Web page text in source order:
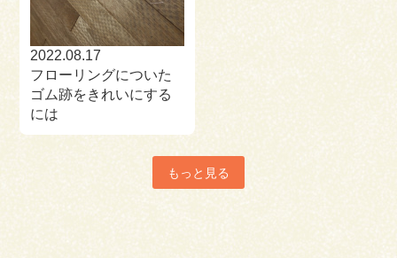
2022.08.17
フローリングについた
ゴム跡をきれいにする
には
もっと見る